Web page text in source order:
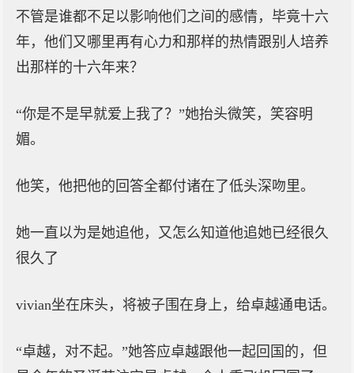
不管是谁都不足以影响他们之间的感情，毕竟十六
年，他们又哪里再有心力和那样的热情跟别人培养
出那样的十六年来？
“你是不是早就爱上我了？”她抬头微笑，笑容明
媚。
他笑，他把他的回答全都付诸在了低头深吻里。
她一直以为是她追他，又怎么知道他追她已经很久
很久了
vivian坐在床头，将被子围在身上，给卓越通电话。
“卓越，对不起。”她答应卓越跟他一起回国的，但